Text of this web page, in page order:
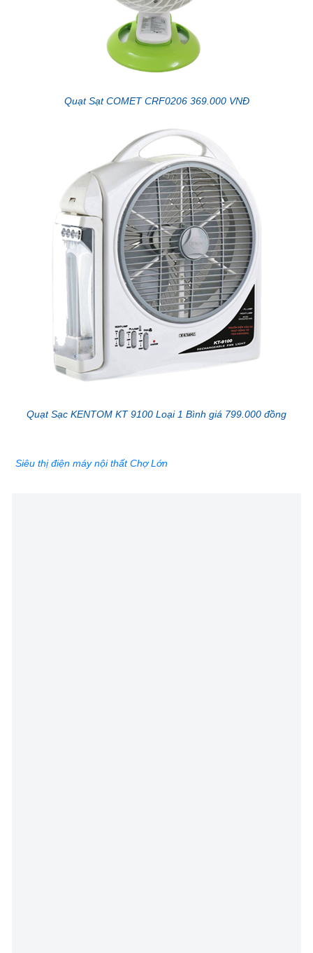
Quạt Sạt COMET CRF0206 369.000 VNĐ
Quạt Sạc KENTOM KT 9100 Loại 1 Bình giá 799.000 đồng
Siêu thị điện máy nội thất Chợ Lớn